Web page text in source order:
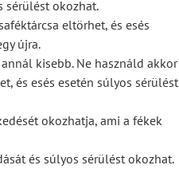
sérülést okozhat.
eltörhet, és esés
újra.
kisebb. Ne használd akkor
és esés esetén súlyos sérülést
okozhatja, ami a fékek
és súlyos sérülést okozhat.